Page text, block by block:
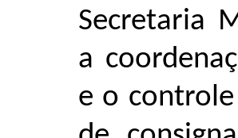
Secretaria
a
e o controle